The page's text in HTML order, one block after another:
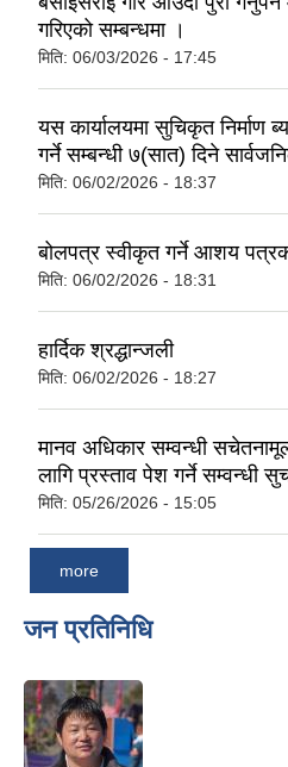
गरिएको सम्बन्धमा ।
मिति: 06/03/2026 - 17:45
यस कार्यालयमा सुचिकृत निर्माण
गर्ने सम्बन्धी ७(सात) दिने
मिति: 06/02/2026 - 18:37
बोलपत्र स्वीकृत गर्ने आशय
मिति: 06/02/2026 - 18:31
हार्दिक श्रद्धान्जली
मिति: 06/02/2026 - 18:27
मानव अधिकार सम्वन्धी
लागि प्रस्ताव पेश गर्ने सम्वन्धी
मिति: 05/26/2026 - 15:05
more
जन प्रतिनिधि